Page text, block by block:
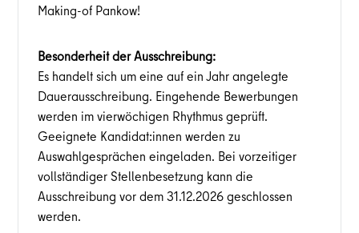
Making-of Pankow!
Besonderheit der Ausschreibung:
Es handelt sich um eine auf ein Jahr angelegte
Dauerausschreibung. Eingehende Bewerbungen
werden im vierwöchigen Rhythmus geprüft.
Geeignete Kandidat:innen werden zu
Auswahlgesprächen eingeladen. Bei vorzeitiger
vollständiger Stellenbesetzung kann die
Ausschreibung vor dem 31.12.2026 geschlossen
werden.